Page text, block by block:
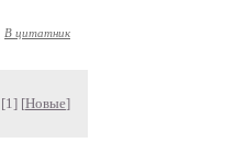
В цитатник
[1] [Новые]